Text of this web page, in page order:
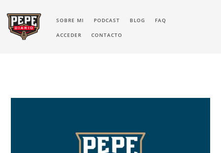
SOBRE MI PODCAST BLOG FAQ
ACCEDER CONTACTO